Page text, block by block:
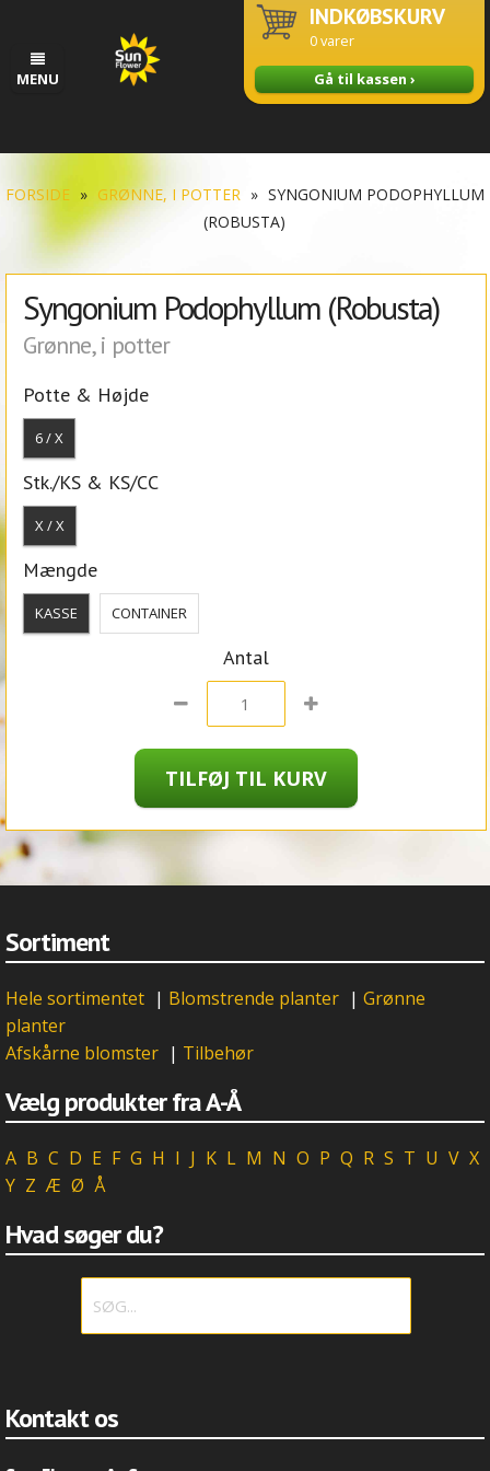
MENU
INDKØBSKURV
0varer
Gå til kassen ›
FORSIDE » GRØNNE, I POTTER » SYNGONIUM PODOPHYLLUM
(ROBUSTA)
Syngonium Podophyllum (Robusta)
Grønne, i potter
Potte & Højde
6 / X
Stk./KS & KS/CC
X / X
Mængde
KASSE CONTAINER
Antal
Sortiment
Hele sortimentet | Blomstrende planter | Grønne
planter
Afskårne blomster | Tilbehør
Vælg produkter fra A-Å
A B C D E F G H I J K L M N O P Q R S T U V X
Y Z Æ Ø Å
Hvad søger du?
Kontakt os